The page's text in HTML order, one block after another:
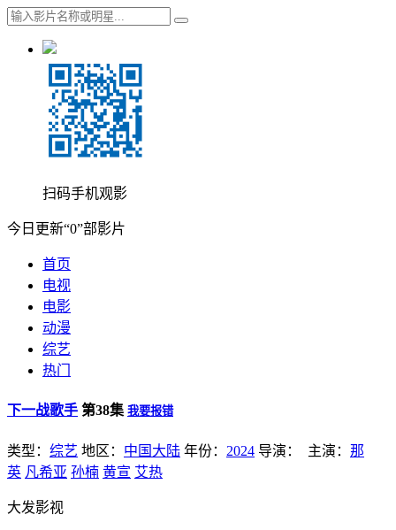
扫码手机观影
今日更新“0”部影片
首页
电视
电影
动漫
综艺
热门
下一战歌手 第38集 我要报错
类型： 综艺 地区： 中国大陆 年份： 2024 导演： 主演： 那
英 凡希亚 孙楠 黄宣 艾热
大发影视